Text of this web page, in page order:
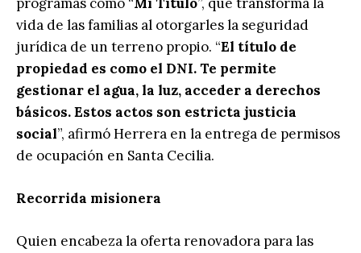
vida de las familias al otorgarles la seguridad
jurídica de un terreno propio. “El título de
propiedad es como el DNI. Te permite
gestionar el agua, la luz, acceder a derechos
básicos. Estos actos son estricta justicia
social”, afirmó Herrera en la entrega de permisos
de ocupación en Santa Cecilia.
Recorrida misionera
Quien encabeza la oferta renovadora para las